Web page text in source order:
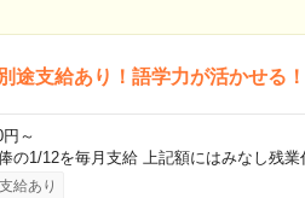
途支給あり！語学力が活かせる
～
の1/12を毎月支給 上記額にはみなし残
給あり